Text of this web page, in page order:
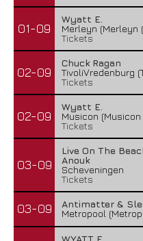
01-09
Wyatt E.
Merleyn (Merleyn
Tickets
02-09
Chuck Ragan
TivoliVredenburg
Tickets
02-09
Wyatt E.
Musicon (Musicon
Tickets
03-09
Live On The
Anouk
Scheveningen
Tickets
03-09
Antimatter &
Metropool
WYATT E.